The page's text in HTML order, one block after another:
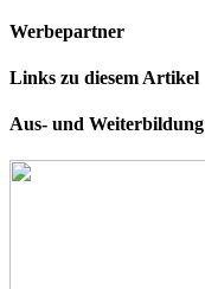
Werbepartner
Links zu diesem Artikel
Aus- und Weiterbildung